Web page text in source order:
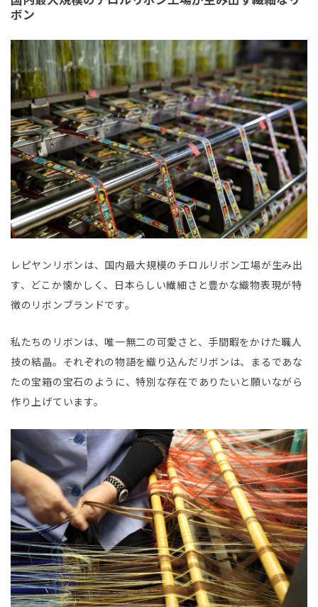
ボン
レピヤンリボンは、国内最大規模のチロルリボン工場が生み出
す、どこか懐かしく、日本らしい繊細さと豊かな織物表現が特
徴のリボンブランドです。
私たちのリボンは、唯一無二の可愛さと、手間暇をかけた職人
技の結晶。それぞれの物語を織り込んだリボンは、まるであな
たの宝箱の宝石のように、特別な存在でありたいと願いながら
作り上げています。